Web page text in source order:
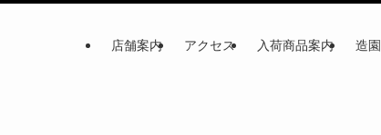
店舗案内 アクセス 入荷商品案内 造